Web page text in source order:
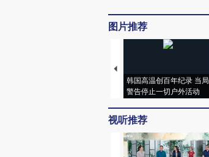
图片推荐
韩国高温创百年纪录 当局
警告停止一切户外活动
视听推荐